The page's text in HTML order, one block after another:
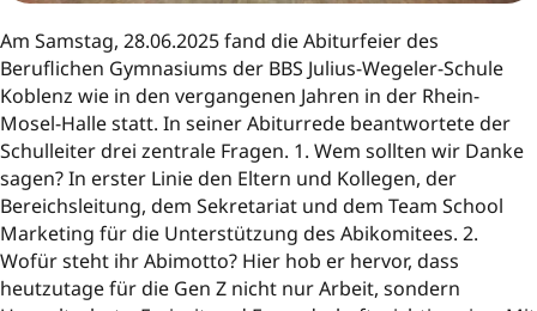
Am Samstag, 28.06.2025 fand die Abiturfeier des
Beruflichen Gymnasiums der BBS Julius-Wegeler-Schule
Koblenz wie in den vergangenen Jahren in der Rhein-
Mosel-Halle statt. In seiner Abiturrede beantwortete der
Schulleiter drei zentrale Fragen. 1. Wem sollten wir Danke
sagen? In erster Linie den Eltern und Kollegen, der
Bereichsleitung, dem Sekretariat und dem Team School
Marketing für die Unterstützung des Abikomitees. 2.
Wofür steht ihr Abimotto? Hier hob er hervor, dass
heutzutage für die Gen Z nicht nur Arbeit, sondern